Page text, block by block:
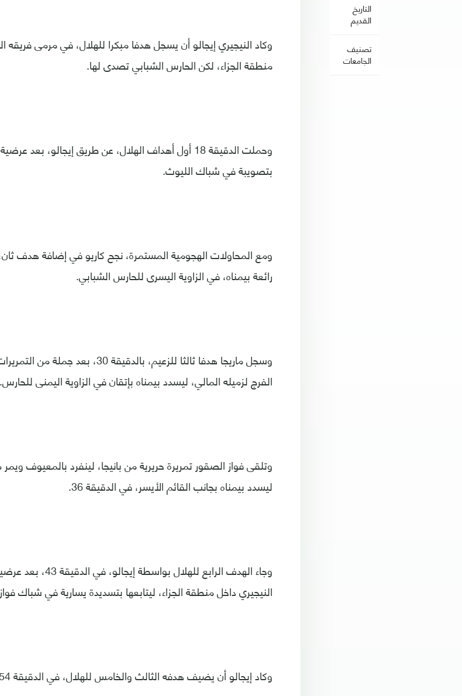
التاريخ
القديم
تصنيف
الجامعات
وكاد النيجيري إيجالو أن يسجل هدفا مبكرا للهلال، في مرمى
منطقة الجزاء، لكن الحارس الشبابي تصدى لها.
وحملت الدقيقة 18 أول أهداف الهلال، عن طريق إيجالو،
بتصويبة في شباك الليوث.
رائعة بيمناه، في الزاوية اليسرى للحارس الشبابي.
وسجل ماريجا هدفا ثالثا للزعيم،
الفرج لزميله المالي، ليسدد بيمناه بإتقان في الزاوية اليمنى للحارس.
وتلقى فواز الصقور تمريرة حريرية من بانيجا، لينفرد بالمعيوف
ليسدد بيمناه بجانب القائم الأيسر، في الدقيقة 36.
وجاء الهدف الرابع
النيجيري داخل منطقة الجزاء، ليتابعها بتسديدة يسارية في شباك
وكاد إيجالو أن يضيف هدفه الثالث والخامس للهلال، في الدقيقة 54، لكن تسديدته تصدى لها فواز القرني.